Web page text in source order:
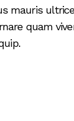
mauris
quam